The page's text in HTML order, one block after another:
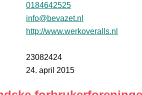
0184642525
info@bevazet.nl
http://www.werkoveralls.nl
23082424
24. april 2015